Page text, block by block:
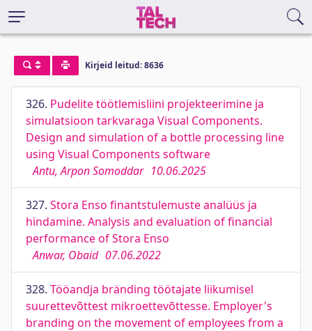
Kirjeid leitud: 8636
326. Pudelite töötlemisliini projekteerimine ja
simulatsioon tarkvaraga Visual Components.
Design and simulation of a bottle processing line
using Visual Components software
Antu, Arpon Somoddar 10.06.2025
327. Stora Enso finantstulemuste analüüs ja
hindamine. Analysis and evaluation of financial
performance of Stora Enso
Anwar, Obaid 07.06.2022
328. Tööandja bränding töötajate liikumisel
suurettevõttest mikroettevõttesse. Employer's
branding on the movement of employees from a